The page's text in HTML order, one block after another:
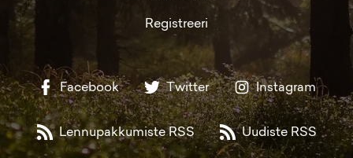
Registreeri
Facebook Twitter Instagram
Lennupakkumiste RSS Uudiste RSS